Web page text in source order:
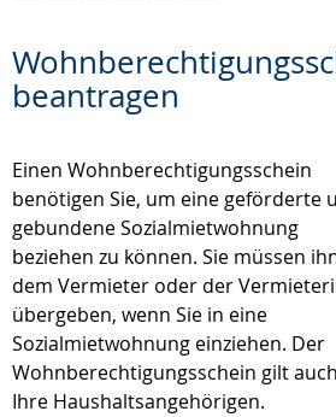
beantragen
Einen Wohnberechtigungsschein
benötigen Sie, um eine geförderte
gebundene Sozialmietwohnung
beziehen zu können. Sie müssen
dem Vermieter oder der
übergeben, wenn Sie in eine
Sozialmietwohnung einziehen. Der
Wohnberechtigungsschein gilt
Ihre Haushaltsangehörigen.